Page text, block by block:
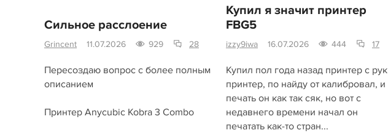
Сильное расслоение
Grincent 11.07.2026 929 28
Пересоздаю вопрос с более полным
описанием
Принтер Anycubic Kobra 3 Combo
Купил я значит принтер
FBG5
izzy9iwa 16.07.2026 444 17
Купил пол года назад принтер с рук
принтер, по найду от калибровал, и
печать он как так сяк, но вот с
недавнего времени начал он
печатать как-то стран...